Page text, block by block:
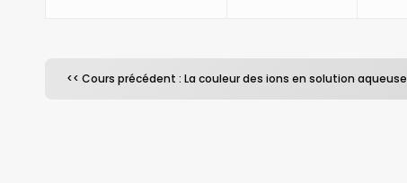
<< Cours précédent : La couleur des ions en solution aqueuse